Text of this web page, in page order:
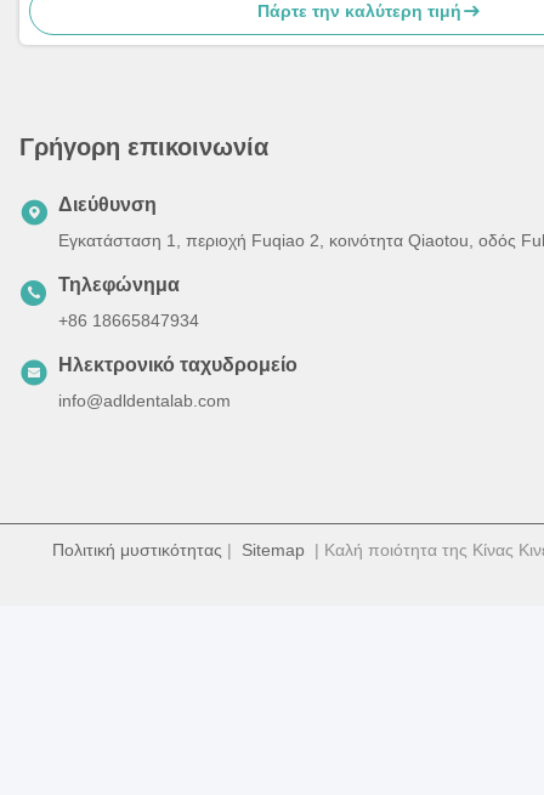
Πάρτε την καλύτερη τιμή
Γρήγορη επικοινωνία
Διεύθυνση
Εγκατάσταση 1, περιοχή Fuqiao 2, κοινότητα Qiaotou, οδός
Τηλεφώνημα
+86 18665847934
Ηλεκτρονικό ταχυδρομείο
info@adldentalab.com
Πολιτική μυστικότητας | Sitemap | Καλή ποιότητα της Κίνας